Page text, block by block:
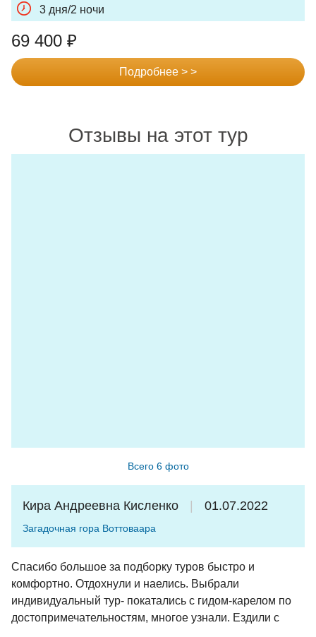
3 дня/2 ночи
69 400 ₽
Подробнее > >
Отзывы на этот тур
Всего 6 фото
Кира Андреевна Кисленко 01.07.2022
Загадочная гора Воттоваара
Спасибо большое за подборку туров быстро и
комфортно. Отдохнули и наелись. Выбрали
индивидуальный тур- покатались с гидом-карелом по
достопримечательностям, многое узнали. Ездили с